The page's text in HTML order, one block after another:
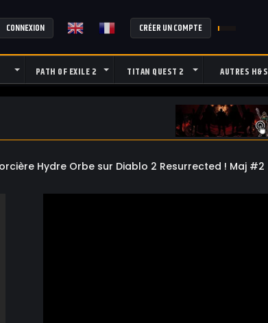
CONNEXION CRÉER UN COMPTE
PATH OF EXILE 2 TITAN QUEST 2 AUTRES H&S
Hydre Orbe sur Diablo 2 Resurrected ! Maj #2